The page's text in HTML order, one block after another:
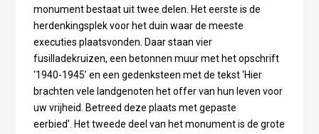
monument bestaat uit twee delen. Het eerste is de
herdenkingsplek voor het duin waar de meeste
executies plaatsvonden. Daar staan vier
fusilladekruizen, een betonnen muur met het opschrift
‘1940-1945’ en een gedenksteen met de tekst ‘Hier
brachten vele landgenoten het offer van hun leven voor
uw vrijheid. Betreed deze plaats met gepaste
eerbied’. Het tweede deel van het monument is de grote